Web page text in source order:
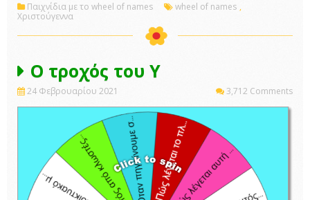
Παιχνίδια με το wheel of names wheel of names ,
Χριστούγεννα
Ο τροχός του Υ
24 Φεβρουαρίου 2021 3,712 Comments